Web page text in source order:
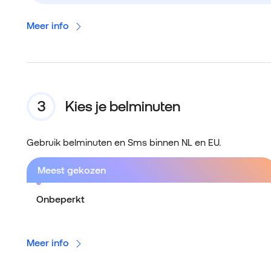
Meer info
Kies je belminuten
Gebruik belminuten en Sms binnen NL en EU.
Meest gekozen
Onbeperkt
Meer info